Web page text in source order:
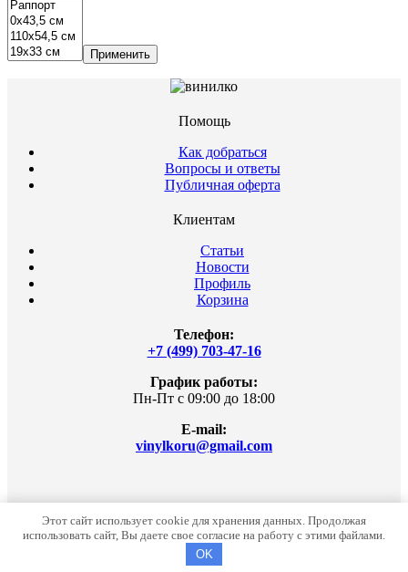
Применить
Помощь
Как добраться
Вопросы и ответы
Публичная оферта
Клиентам
Статьи
Новости
Профиль
Корзина
Телефон:
+7 (499) 703-47-16
График работы:
Пн-Пт с 09:00 до 18:00
E-mail:
vinylkoru@gmail.com
Копирование информации запрещено. Информация на сайте
не является публичной офертой.
Этот сайт использует cookie для хранения данных. Продолжая
использовать сайт, Вы даете свое согласие на работу с этими файлами.
OK